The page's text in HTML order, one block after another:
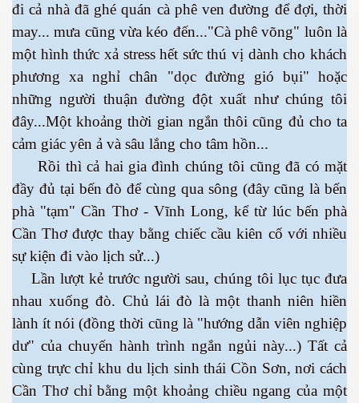
đi cả nhà đã ghé quán cà phê ven đường để đợi, thời
may... mưa cũng vừa kéo đến..."Cà phê võng" luôn là
một hình thức xả stress hết sức thú vị dành cho khách
phương xa nghỉ chân "dọc đường gió bụi" hoặc
những người thuận đường đột xuất như chúng tôi
đây...Một khoảng thời gian ngắn thôi cũng đủ cho ta
cảm giác yên ả và sâu lắng cho tâm hồn...
Rồi thì cả hai gia đình chúng tôi cũng đã có mặt
đầy đủ tại bến đò để cùng qua sông (đây cũng là bến
phà "tạm" Cần Thơ - Vĩnh Long, kể từ lúc bến phà
Cần Thơ được thay bằng chiếc cầu kiên cố với nhiều
sự kiện đi vào lịch sử...)
Lần lượt kẻ trước người sau, chúng tôi lục tục đưa
nhau xuống đò. Chủ lái đò là một thanh niên hiền
lành ít nói (đồng thời cũng là "hướng dẫn viên nghiệp
dư" của chuyến hành trình ngắn ngủi này...) Tất cả
cùng trực chỉ khu du lịch sinh thái Cồn Sơn, nơi cách
Cần Thơ chỉ bằng một khoảng chiều ngang của một